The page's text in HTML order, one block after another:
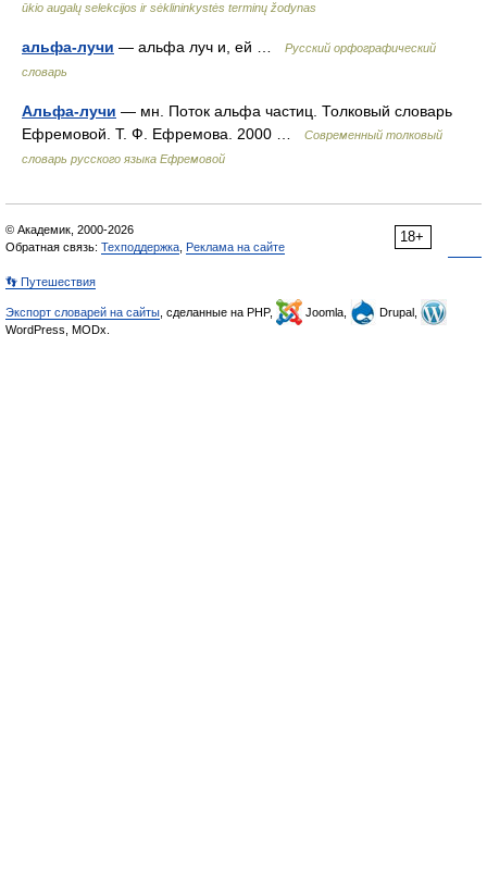
ūkio augalų selekcijos ir sėklininkystės terminų žodynas
альфа-лучи — альфа луч и, ей …
Русский орфографический
словарь
Альфа-лучи — мн. Поток альфа частиц. Толковый словарь
Ефремовой. Т. Ф. Ефремова. 2000 …
Современный толковый
словарь русского языка Ефремовой
18+
© Академик, 2000-2026
Обратная связь: Техподдержка Реклама на сайте
👣 Путешествия
Экспорт словарей на сайты , сделанные на PHP, Joomla,
Drupal,
WordPress, MODx.